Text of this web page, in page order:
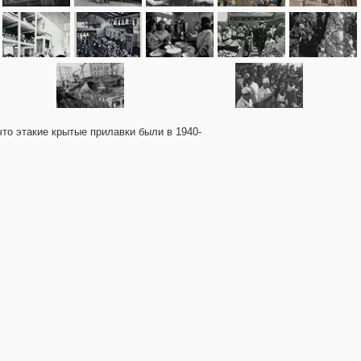
этакие крытые прилавки были в 1940-